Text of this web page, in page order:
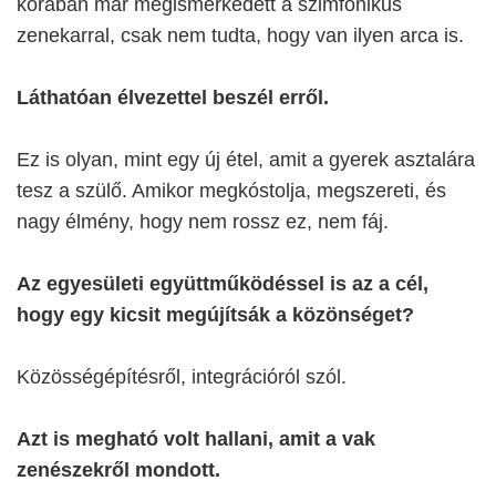
korában már megismerkedett a szimfonikus
zenekarral, csak nem tudta, hogy van ilyen arca is.
Láthatóan élvezettel beszél erről.
Ez is olyan, mint egy új étel, amit a gyerek asztalára
tesz a szülő. Amikor megkóstolja, megszereti, és
nagy élmény, hogy nem rossz ez, nem fáj.
Az egyesületi együttműködéssel is az a cél,
hogy egy kicsit megújítsák a közönséget?
Közösségépítésről, integrációról szól.
Azt is megható volt hallani, amit a vak
zenészekről mondott.